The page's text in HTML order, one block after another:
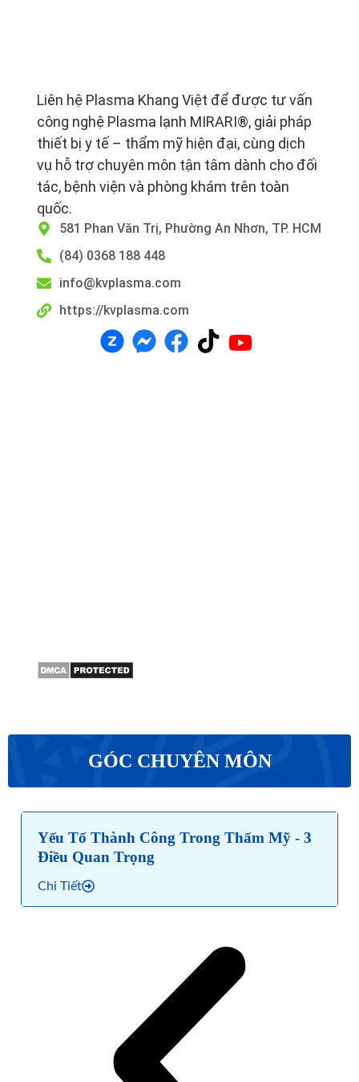
Liên hệ Plasma Khang Việt để được tư vấn
công nghệ Plasma lạnh MIRARI®, giải pháp
thiết bị y tế – thẩm mỹ hiện đại, cùng dịch
vụ hỗ trợ chuyên môn tận tâm dành cho đối
tác, bệnh viện và phòng khám trên toàn
quốc.
581 Phan Văn Trị, Phường An Nhơn, TP. HCM
(84) 0368 188 448
info@kvplasma.com
https://kvplasma.com
GÓC CHUYÊN MÔN
Yếu Tố Thành Công Trong Thẩm Mỹ - 3
Điều Quan Trọng
Chi Tiết